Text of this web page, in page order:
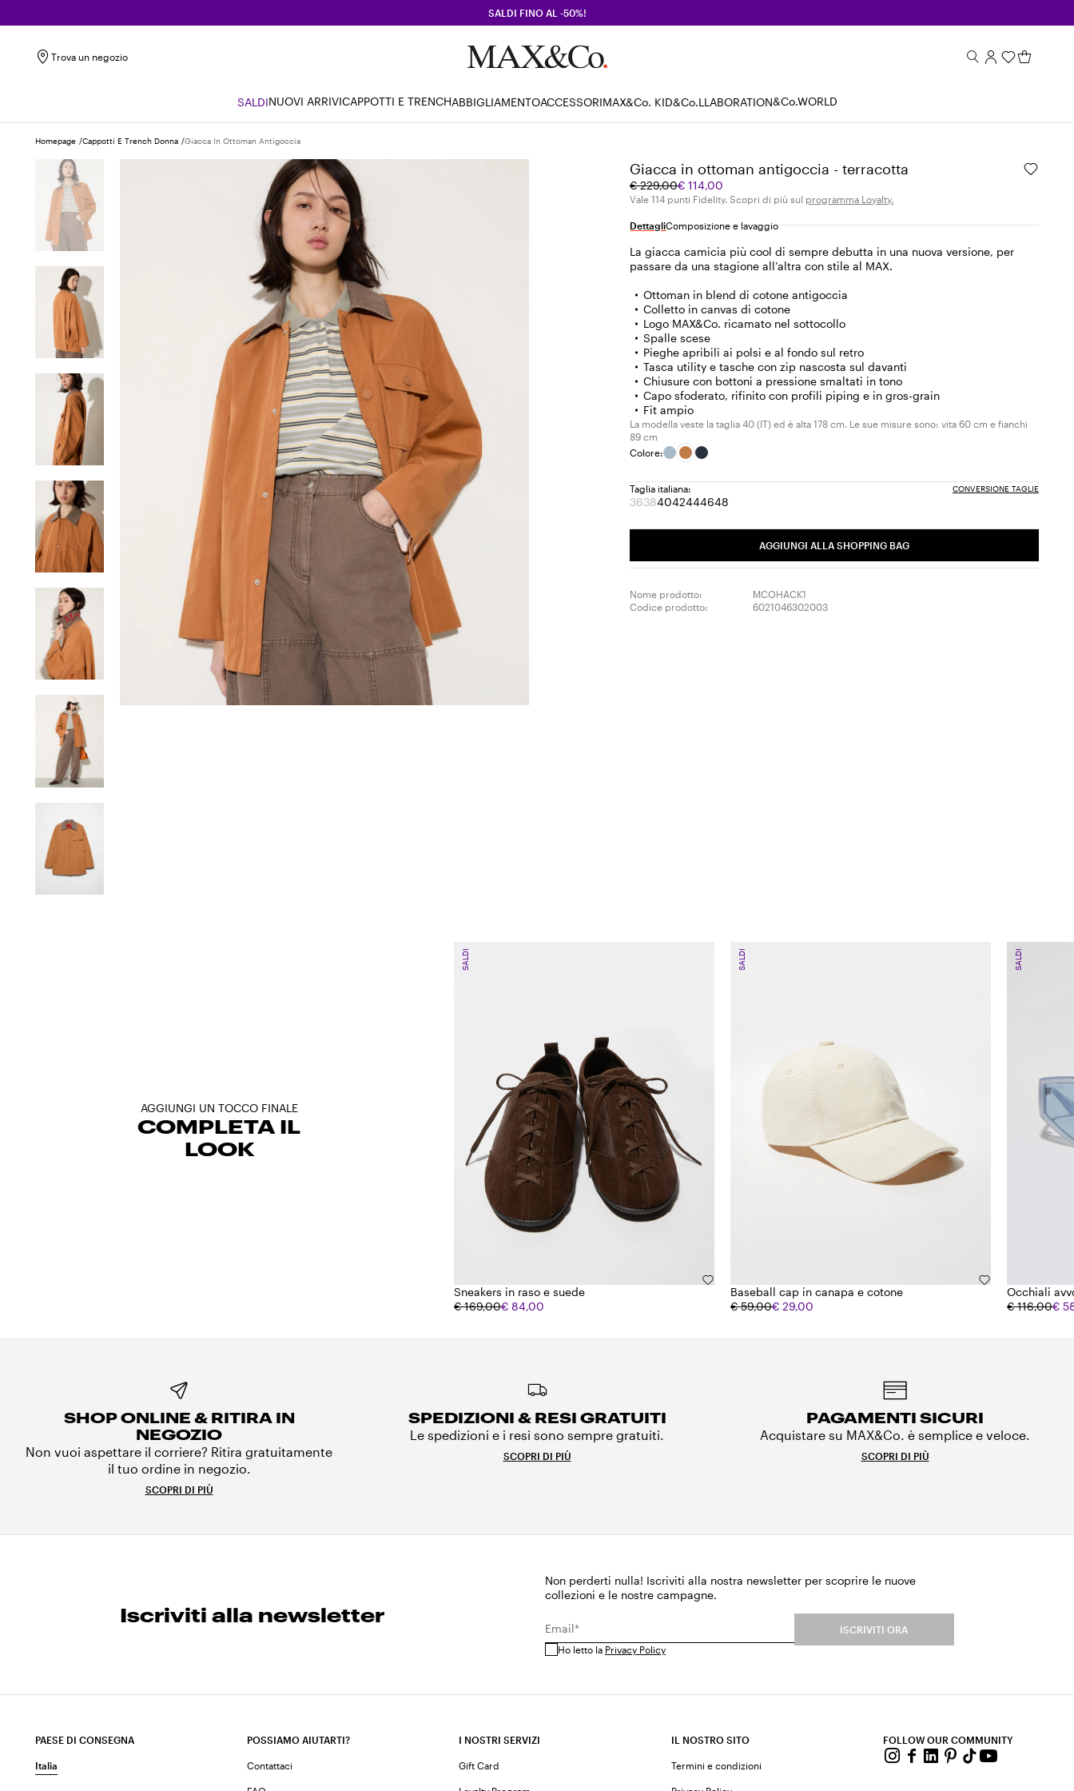
SALDI FINO AL -50%!
Trova un negozio
SALDINUOVI ARRIVICAPPOTTI E TRENCHABBIGLIAMENTOACCESSORIMAX&Co. KID&Co.LLABORATION&Co.WORLD
Homepage Cappotti E Trench Donna Giacca In Ottoman Antigoccia
Giacca in ottoman antigoccia - terracotta
€ 229,00€ 114,00
Prezzo
originale
229,00
Prezzo
corrente
114,00
Vale 114 punti Fidelity. Scopri di più sul programma Loyalty.
DettagliComposizione e lavaggio
La giacca camicia più cool di sempre debutta in una nuova versione, per
passare da una stagione all’altra con stile al MAX.
Ottoman in blend di cotone antigoccia
Colletto in canvas di cotone
Logo MAX&Co. ricamato nel sottocollo
Spalle scese
Pieghe apribili ai polsi e al fondo sul retro
Tasca utility e tasche con zip nascosta sul davanti
Chiusure con bottoni a pressione smaltati in tono
Capo sfoderato, rifinito con profili piping e in gros-grain
Fit ampio
La modella veste la taglia 40 (IT) ed è alta 178 cm. Le sue misure sono: vita 60 cm e fianchi
89 cm
Colore:
Taglia italiana: CONVERSIONE TAGLIE
36Taglia:
38Taglia:
40Taglia:
42Taglia:
44Taglia:
46Taglia:
48Taglia:
AGGIUNGI ALLA SHOPPING BAG
Nome prodotto:
MCOHACK1
Codice prodotto:
6021046302003
AGGIUNGI UN TOCCO FINALE
COMPLETA IL
LOOK
Sneakers in raso e suede
€ 169,00€ 84,00
SALDI
Baseball cap in canapa e cotone
€ 59,00€ 29,00
SALDI
Occhiali
€ 116,00€
SALDI
SHOP ONLINE & RITIRA IN
NEGOZIO
Non vuoi aspettare il corriere? Ritira gratuitamente
il tuo ordine in negozio.
SCOPRI DI PIÙ
SPEDIZIONI & RESI GRATUITI
Le spedizioni e i resi sono sempre gratuiti.
SCOPRI DI PIÙ
PAGAMENTI SICURI
Acquistare su MAX&Co. è semplice e veloce.
SCOPRI DI PIÙ
Iscriviti alla newsletter
Non perderti nulla! Iscriviti alla nostra newsletter per scoprire le nuove
collezioni e le nostre campagne.
Email*
Ho letto la Privacy Policy
ISCRIVITI ORA
PAESE DI CONSEGNA
Italia
POSSIAMO AIUTARTI?
Contattaci
I NOSTRI SERVIZI
Gift Card
IL NOSTRO SITO
Termini e condizioni
FOLLOW OUR COMMUNITY